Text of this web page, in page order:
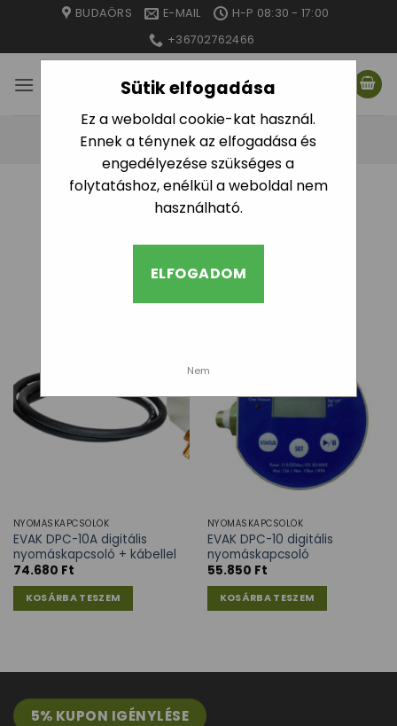
Sütik elfogadása
Ez a weboldal cookie-kat használ.
Ennek a ténynek az elfogadása és
engedélyezése szükséges a
folytatáshoz, enélkül a weboldal nem
használható.
ELFOGADOM
Nem
content
BUDAÖRS E-MAIL
H-P 08:30 - 17:00
+36702762466
KEZDŐLAP / GYÁRTÓ TERMÉK / EVAC
NYOMÁSKAPCSOLÓK
EVAK DPC-10A digitális
nyomáskapcsoló + kábellel
74.680 Ft
KOSÁRBA TESZEM
NYOMÁSKAPCSOLÓK
EVAK DPC-10 digitális
nyomáskapcsoló
55.850 Ft
KOSÁRBA TESZEM
5% KUPON IGÉNYLÉSE